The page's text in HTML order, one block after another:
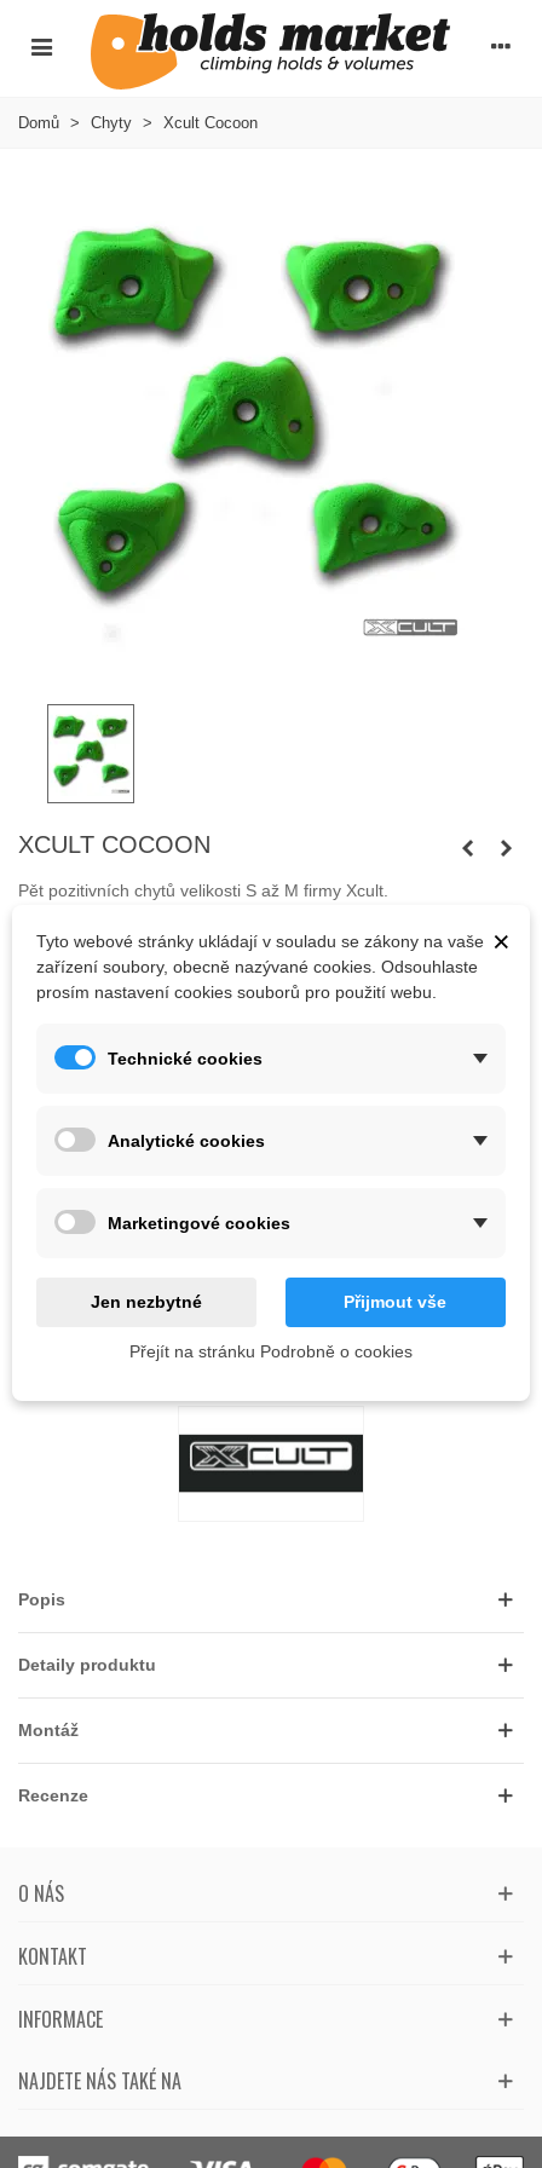
Domů > Chyty > Xcult Cocoon
XCULT COCOON
Pět pozitivních chytů velikosti S až M firmy Xcult.
907,50 Kč (s DPH)
PŘIDAT DO KOŠÍKU
Popis
Detaily produktu
Montáž
Recenze
O NÁS
KONTAKT
NAJDETE NÁS TAKÉ NA
INFORMACE
×
Tyto webové stránky ukládají v souladu se zákony na vaše
zařízení soubory, obecně nazývané cookies. Odsouhlaste
prosím nastavení cookies souborů pro použití webu.
Technické cookies
Analytické cookies
Marketingové cookies
Jen nezbytné Přijmout vše
Přejít na stránku Podrobně o cookies